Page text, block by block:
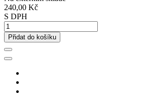
240,00 Kč
S DPH
Přidat do košíku